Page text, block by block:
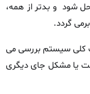
شود و بدتر از همه،
گردد.
کلی سیستم بررسی می‌
یا مشکل جای دیگری